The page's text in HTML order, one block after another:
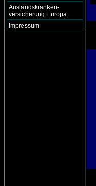
Auslandskranken-
versicherung Europa
Impressum